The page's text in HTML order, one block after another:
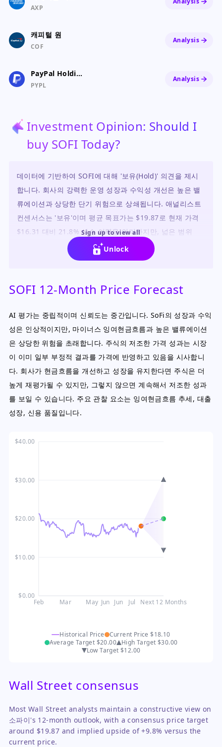
AXP
캐피털 원
COF
Analysis
PayPal Holdings, Inc. Common Stock
PYPL
Analysis
Investment Opinion: Should I
buy SOFI Today?
데이터에 기반하여 SOFI에 대해 '보유(Hold)' 의견을 제시
합니다. 회사의 강력한 운영 성장과 수익성 개선은 높은 밸
류에이션과 상당한 단기 위험으로 상쇄됩니다. 애널리스트
컨센서스는 '보유'이며 평균 목표가는 $19.87로 현재 가격
$16.31 대비 21.8% 상승 여력을 의미하지만, 넓은 범위
($12-$30)는 높은 불확실성을 반영합니다.
Sign up to view all
Unlock
SOFI 12-Month Price Forecast
AI 평가는 중립적이며 신뢰도는 중간입니다. SoFi의 성장과 수익
성은 인상적이지만, 마이너스 잉여현금흐름과 높은 밸류에이션
은 상당한 위험을 초래합니다. 주식의 저조한 가격 성과는 시장
이 이미 일부 부정적 결과를 가격에 반영하고 있음을 시사합니
다. 회사가 현금흐름을 개선하고 성장을 유지한다면 주식은 더
높게 재평가될 수 있지만, 그렇지 않으면 계속해서 저조한 성과
를 보일 수 있습니다. 주요 관찰 요소는 잉여현금흐름 추세, 대출
성장, 신용 품질입니다.
$0.00
$10.00
$20.00
$30.00
$40.00
Feb Mar May Jun Jun Jul Next 12 Months
Historical Price Current Price$18.10
Average Target $20.00 High Target $30.00
Low Target $12.00
Wall Street consensus
Most Wall Street analysts maintain a constructive view on
소파이's 12-month outlook, with a consensus price target
around $19.87 and implied upside of +9.8% versus the
current price.